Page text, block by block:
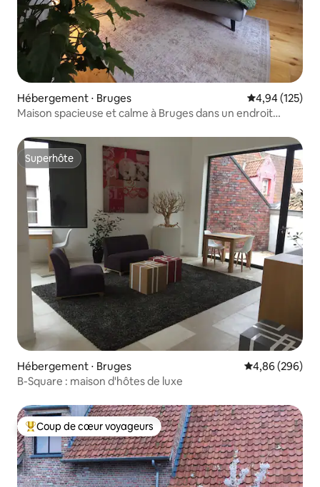
Hébergement ⋅ Bruges Évaluation
4,94 (125)
Maison spacieuse et calme à Bruges dans un endroit
Superhôte
Superhôte
Hébergement ⋅ Bruges Évaluation
4,86 (296)
B-Square : maison d'hôtes de luxe
Coups de cœur voyageurs les plus appréciés
Coup de cœur voyageurs